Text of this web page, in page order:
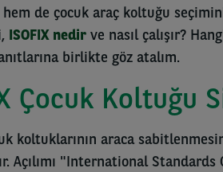
de çocuk araç koltuğu
ISOFIX nedir ve nasıl çalışır?
birlikte göz atalım.
Çocuk Koltuğu
koltuklarının araca
Açılımı "International